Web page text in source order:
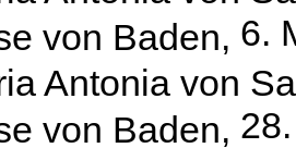
von Baden, 6.
Antonia von
von Baden,